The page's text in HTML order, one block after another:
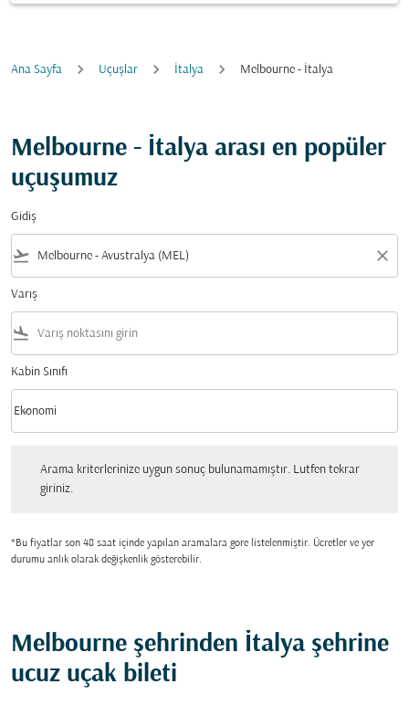
Ana Sayfa Uçuşlar İtalya Melbourne - İtalya
Melbourne - İtalya arası en popüler
uçuşumuz
Gidiş
flight_takeoff close
Varış
flight_land
Kabin Sınıfı
Kabin Sınıfı option Ekonomi Selected
Ekonomi
keyboard_arrow_down
Arama kriterlerinize uygun sonuç bulunamamıştır. Lutfen tekrar
giriniz.
*Bu fiyatlar son 48 saat içinde yapılan aramalara gore listelenmiştir. Ücretler ve yer
durumu anlık olarak değişkenlik gösterebilir.
Melbourne şehrinden İtalya şehrine
ucuz uçak bileti